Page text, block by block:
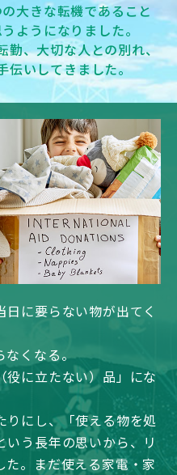
大きな転機であること
ようになりました。
勤、大切な人との別れ、
伝いしてきました。
に要らない物が出てく
なくなる。
役に立たない）品」にな
りにし、「使える物を処
う長年の思いから、リ
。まだ使える家電・家